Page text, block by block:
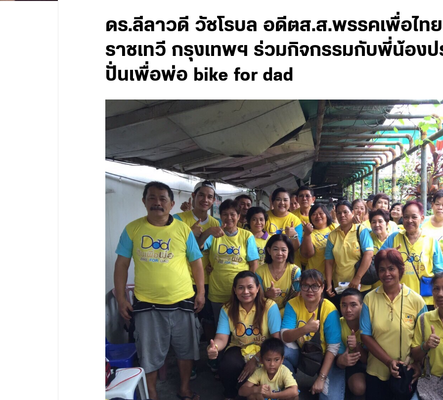
ดร.ลีลาวดี วัชโรบล อดีตส.ส.พรรคเพื่อไท
ราชเทวี กรุงเทพฯ ร่วมกิจกรรมกับพี่น้องป
ปั่นเพื่อพ่อ bike for dad